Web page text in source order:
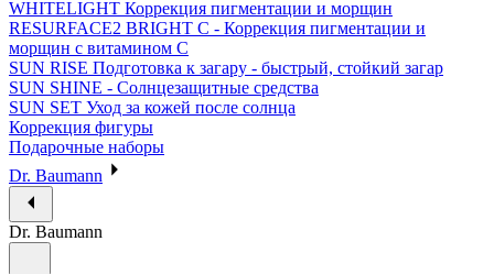
WHITELIGHT Коррекция пигментации и морщин
RESURFACE2 BRIGHT C - Коррекция пигментации и
морщин с витамином С
SUN RISE Подготовка к загару - быстрый, стойкий загар
SUN SHINE - Солнцезащитные средства
SUN SET Уход за кожей после солнца
Коррекция фигуры
Подарочные наборы
Dr. Baumann
Dr. Baumann